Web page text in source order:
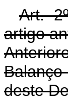
Art.
artigo
deste